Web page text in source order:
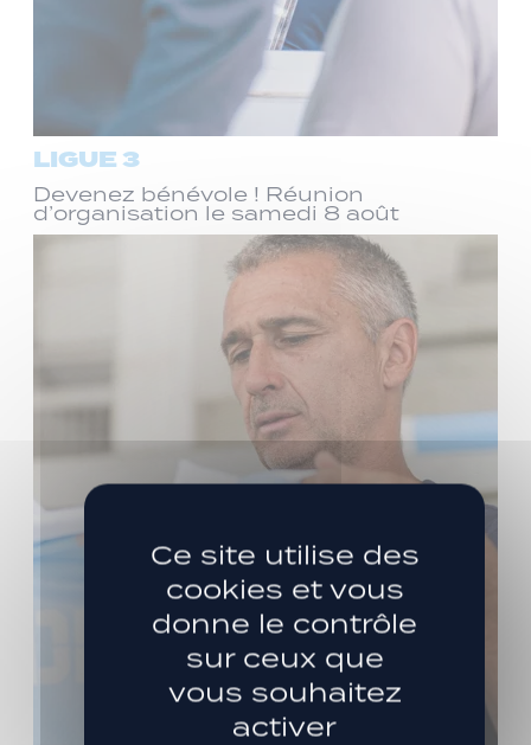
LIGUE 3
Devenez bénévole ! Réunion
d’organisation le samedi 8 août
Ce site utilise des
cookies et vous
donne le contrôle
sur ceux que
vous souhaitez
activer